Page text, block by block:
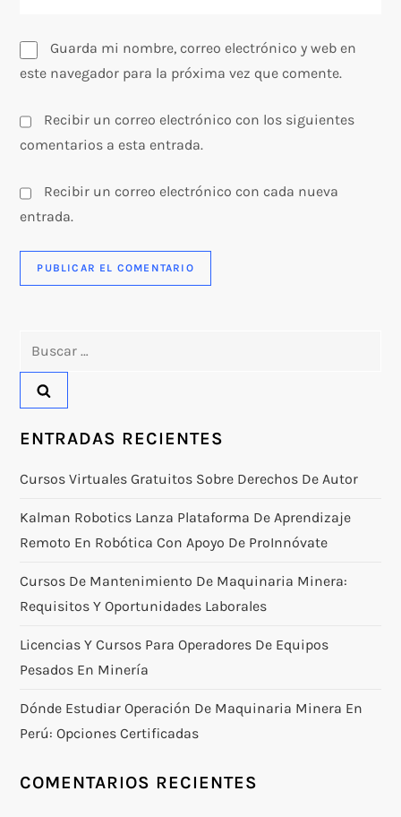
Guarda mi nombre, correo electrónico y web en
este navegador para la próxima vez que comente.
Recibir un correo electrónico con los siguientes
comentarios a esta entrada.
Recibir un correo electrónico con cada nueva
entrada.
ENTRADAS RECIENTES
Cursos Virtuales Gratuitos Sobre Derechos De Autor
Kalman Robotics Lanza Plataforma De Aprendizaje
Remoto En Robótica Con Apoyo De ProInnóvate
Cursos De Mantenimiento De Maquinaria Minera:
Requisitos Y Oportunidades Laborales
Licencias Y Cursos Para Operadores De Equipos
Pesados En Minería
Dónde Estudiar Operación De Maquinaria Minera En
Perú: Opciones Certificadas
COMENTARIOS RECIENTES